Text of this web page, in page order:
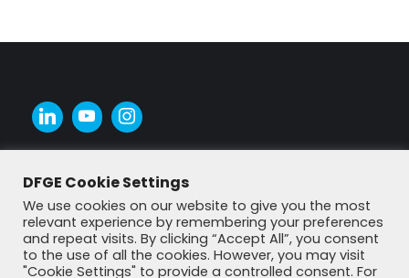
DFGE Cookie Settings
We use cookies on our website to give you the most
relevant experience by remembering your preferences
and repeat visits. By clicking “Accept All”, you consent
to the use of all the cookies. However, you may visit
"Cookie Settings" to provide a controlled consent. For